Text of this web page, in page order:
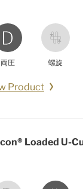
両圧 螺旋
Product
Loaded U-